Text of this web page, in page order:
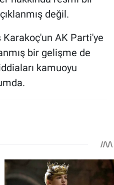
değil.
Karakoç'un AK Parti'ye
bir gelişme de
kamuoyu